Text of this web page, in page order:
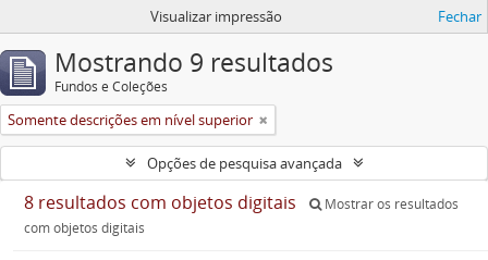
Visualizar impressão Fechar
Mostrando 9 resultados
Fundos e Coleções
Somente descrições em nível superior
Opções de pesquisa avançada
8 resultados com objetos digitais
Mostrar os resultados
com objetos digitais